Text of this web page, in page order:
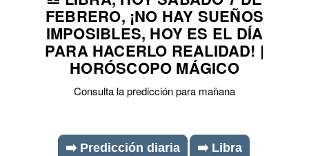
FEBRERO, ¡NO HAY SUEÑOS
IMPOSIBLES, HOY ES EL DÍA
PARA HACERLO REALIDAD! |
HORÓSCOPO MÁGICO
Consulta la predicción para mañana
➡️ Predicción diaria ➡️ Libra